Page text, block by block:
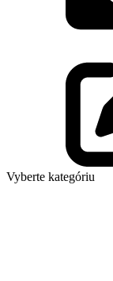
Vyberte kategóriu